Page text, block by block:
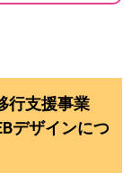
行支援事業
デザインにつ